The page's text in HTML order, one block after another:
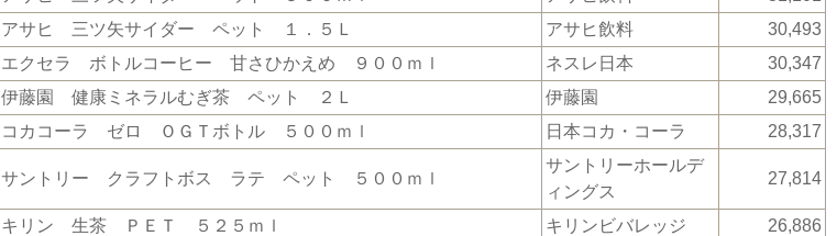
アサヒ 三ツ矢サイダー ペット １．５Ｌ アサヒ飲料
30,493
エクセラ ボトルコーヒー 甘さひかえめ ９００ｍｌ ネスレ日本
30,347
伊藤園 健康ミネラルむぎ茶 ペット ２Ｌ 伊藤園
29,665
コカコーラ ゼロ ＯＧＴボトル ５００ｍｌ 日本コカ・コーラ 28,317
サントリー クラフトボス ラテ ペット ５００ｍｌ
サントリーホールデ
ィングス
27,814
キリン 生茶 ＰＥＴ ５２５ｍｌ キリンビバレッジ 26,886